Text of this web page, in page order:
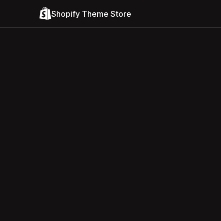
Shopify Theme Store